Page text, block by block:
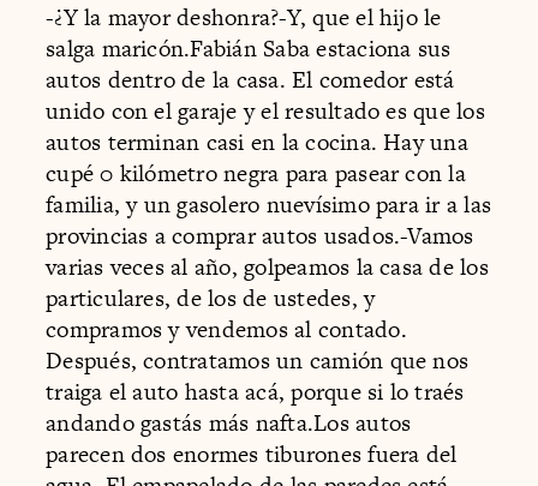
-¿Y la mayor deshonra?-Y, que el hijo le
salga maricón.Fabián Saba estaciona sus
autos dentro de la casa. El comedor está
unido con el garaje y el resultado es que los
autos terminan casi en la cocina. Hay una
cupé 0 kilómetro negra para pasear con la
familia, y un gasolero nuevísimo para ir a las
provincias a comprar autos usados.-Vamos
varias veces al año, golpeamos la casa de los
particulares, de los de ustedes, y
compramos y vendemos al contado.
Después, contratamos un camión que nos
traiga el auto hasta acá, porque si lo traés
andando gastás más nafta.Los autos
parecen dos enormes tiburones fuera del